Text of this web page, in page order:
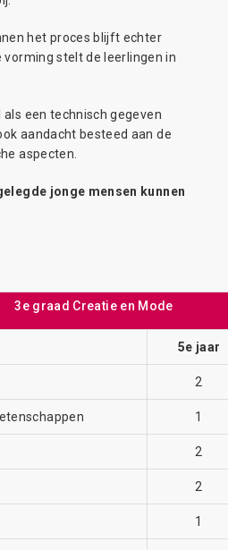
het proces blijft echter
stelt de leerlingen in
een technisch gegeven
aandacht besteed aan de
aspecten.
jonge mensen kunnen
3e graad Creatie en Mode
5e jaar
2
1
2
2
1